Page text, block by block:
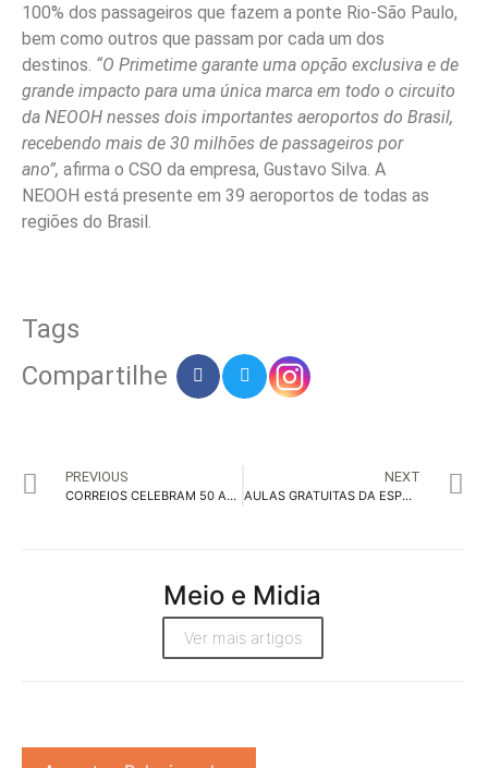
100% dos passageiros que fazem a ponte Rio-São Paulo,
bem como outros que passam por cada um dos
destinos. “O Primetime garante uma opção exclusiva e de
grande impacto para uma única marca em todo o circuito
da NEOOH nesses dois importantes aeroportos do Brasil,
recebendo mais de 30 milhões de passageiros por
ano”, afirma o CSO da empresa, Gustavo Silva. A
NEOOH está presente em 39 aeroportos de todas as
regiões do Brasil.
Tags
Compartilhe
PREVIOUS
CORREIOS CELEBRAM 50 ANOS DA HELLO KITTY COM EDIÇÃO DE SELOS ESPECIAIS
NEXT
AULAS GRATUITAS DA ESPM EM AGOSTO INCLUEM GESTÃO EMPRESARIAL E NEOOH
Meio e Midia
Ver mais artigos